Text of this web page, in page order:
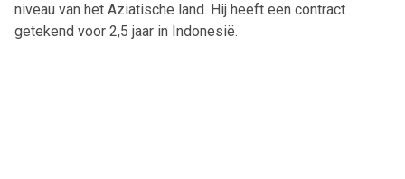
niveau van het Aziatische land. Hij heeft een contract
getekend voor 2,5 jaar in Indonesië.